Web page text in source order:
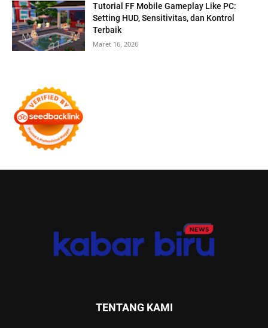
Tutorial FF Mobile Gameplay Like PC:
Setting HUD, Sensitivitas, dan Kontrol
Terbaik
Maret 16, 2026
TENTANG KAMI